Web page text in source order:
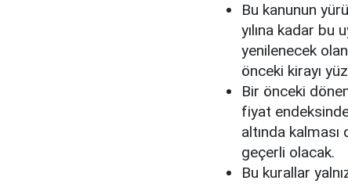
Bu kanunun
yılına kadar bu
yenilenecek
önceki kirayı
Bir önceki
fiyat
altında
geçerli olacak.
Bu kurallar